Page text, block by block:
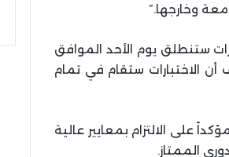
وخارجها.”
ستنطلق يوم الأحد الموافق
27 و28 أغسطس. وأضاف أن الاختبارات ستقام في تمام
على الالتزام بمعايير عالية
الممتاز.